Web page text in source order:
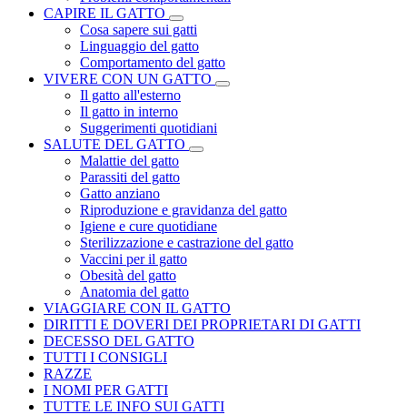
CAPIRE IL GATTO
Cosa sapere sui gatti
Linguaggio del gatto
Comportamento del gatto
VIVERE CON UN GATTO
Il gatto all'esterno
Il gatto in interno
Suggerimenti quotidiani
SALUTE DEL GATTO
Malattie del gatto
Parassiti del gatto
Gatto anziano
Riproduzione e gravidanza del gatto
Igiene e cure quotidiane
Sterilizzazione e castrazione del gatto
Vaccini per il gatto
Obesità del gatto
Anatomia del gatto
VIAGGIARE CON IL GATTO
DIRITTI E DOVERI DEI PROPRIETARI DI GATTI
DECESSO DEL GATTO
TUTTI I CONSIGLI
RAZZE
I NOMI PER GATTI
TUTTE LE INFO SUI GATTI